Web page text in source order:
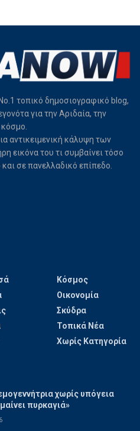
τοπικό δημοσιογραφικό blog,
για την Αριδαία, την
αντικειμενική κάλυψη των
εικόνα του τι συμβαίνει τόσο
σε πανελλαδικό επίπεδο.
Κόσμος
Οικονομία
Σκύδρα
Τοπικά Νέα
Χωρίς Κατηγορία
χωρίς υπόγεια
πυρκαγιά»